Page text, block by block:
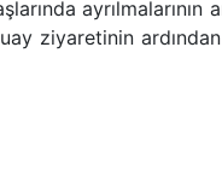
ayrılmalarının
ziyaretinin